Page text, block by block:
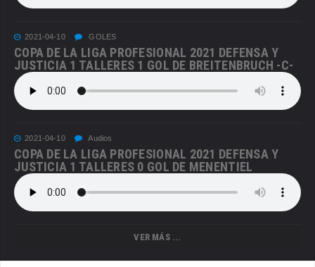
2021-04-10 GOLES
COPA DE LA LIGA PROFESIONAL 2021 DEFENSA Y
JUSTICIA 1 TALLERES 1 GOL DE BREITENBRUCH -C-
2021-04-10 Audios
COPA DE LA LIGA PROFESIONAL 2021 DEFENSA Y
JUSTICIA 1 TALLERES 0 GOL DE MENENTIEL
VER MÁS ...